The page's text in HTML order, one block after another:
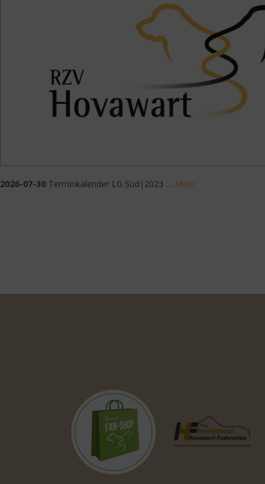
2026-07-30 Terminkalender LG Süd|2023 … Mehr